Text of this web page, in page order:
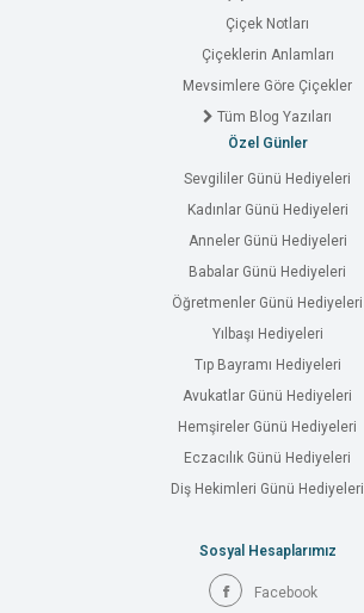
Çiçek Notları
Çiçeklerin Anlamları
Mevsimlere Göre Çiçekler
Tüm Blog Yazıları
Özel Günler
Sevgililer Günü Hediyeleri
Kadınlar Günü Hediyeleri
Anneler Günü Hediyeleri
Babalar Günü Hediyeleri
Öğretmenler Günü Hediyeleri
Yılbaşı Hediyeleri
Tıp Bayramı Hediyeleri
Avukatlar Günü Hediyeleri
Hemşireler Günü Hediyeleri
Eczacılık Günü Hediyeleri
Diş Hekimleri Günü Hediyeleri
Sosyal Hesaplarımız
Facebook